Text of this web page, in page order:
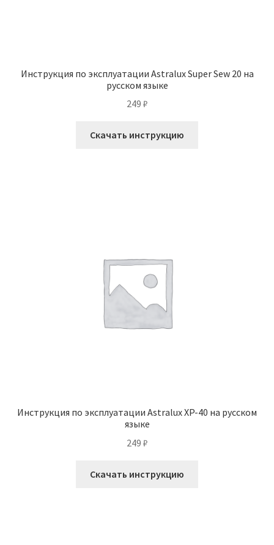
Инструкция по эксплуатации Astralux Super Sew 20 на
русском языке
249 ₽
Скачать инструкцию
Инструкция по эксплуатации Astralux XP-40 на русском
языке
249 ₽
Скачать инструкцию